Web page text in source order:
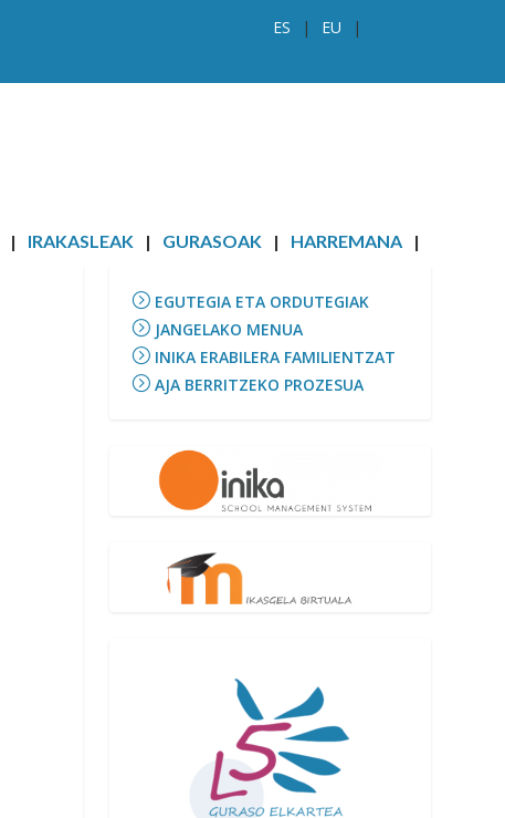
EU
ES
IRAKASLEAK GURASOAK HARREMANA
EGUTEGIA ETA ORDUTEGIAK
JANGELAKO MENUA
INIKA ERABILERA FAMILIENTZAT
AJA BERRITZEKO PROZESUA